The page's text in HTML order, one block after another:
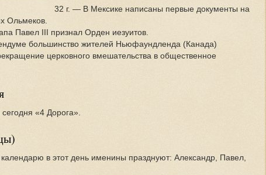
32 г. — В Мексике написаны первые документы на
Ольмеков.
Павел III признал Орден иезуитов.
большинство жителей Ньюфаундленда (Канада)
церковного вмешательства в общественное
«4 Дорога».
в этот день именины празднуют: Александр, Павел,